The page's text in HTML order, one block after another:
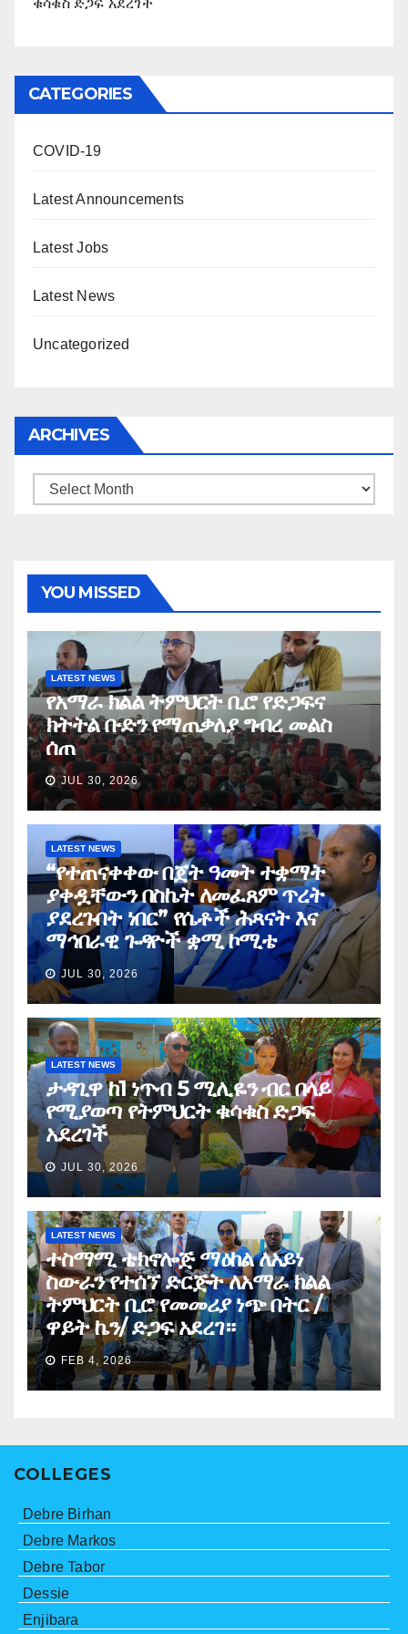
CATEGORIES
COVID-19
Latest Announcements
Latest Jobs
Latest News
Uncategorized
ARCHIVES
Archives
YOU MISSED
LATEST NEWS
የአማራ ክልል ትምህርት ቢሮ የድጋፍና
ክትትል ቡድን የማጠቃለያ ግብረ መልስ
ሰጠ
JUL 30, 2026
LATEST NEWS
“የተጠናቀቀው በጀት ዓመት ተቋማት
ያቀዷቸውን በስኬት ለመፈጸም ጥረት
ያደረጉበት ነበር” የሴቶች ሕጻናት እና
ማኅበራዊ ጉዳዮች ቋሚ ኮሚቴ
JUL 30, 2026
LATEST NEWS
ታዳጊዋ ከ1 ነጥብ 5 ሚሊዬን ብር በላይ
የሚያወጣ የትምህርት ቁሳቁስ ድጋፍ
አደረገች
JUL 30, 2026
LATEST NEWS
ተስማሚ ቴክኖሎጅ ማዕከል ለአይነ
ስውራን የተሰኘ ድርጅት ለአማራ ክልል
ትምህርት ቢሮ የመመሪያ ነጭ በትር /
ዋይት ኬን/ ድጋፍ አደረገ።
FEB 4, 2026
COLLEGES
Debre Birhan
Debre Markos
Debre Tabor
Dessie
Enjibara